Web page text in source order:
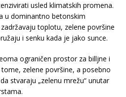
usled klimatskih promena.
u dominantno betonskim
toplotu, zelene površine
i senku kada je jako sunce.
ograničen prostor za billjne i
zelene površine, a posebno
stvaraju „zelenu mrežu“ unutar